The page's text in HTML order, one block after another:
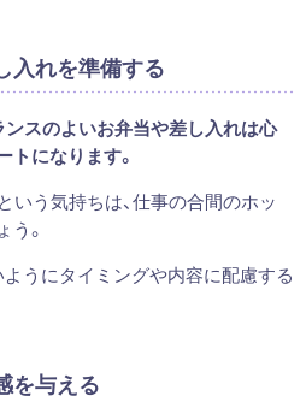
入れを準備する
スのよいお弁当や差し入れは心
になります。
いう気持ちは、仕事の合間のホッ
。
うにタイミングや内容に配慮する
を与える